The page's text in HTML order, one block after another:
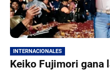
INTERNACIONALES
Keiko Fujimori gana